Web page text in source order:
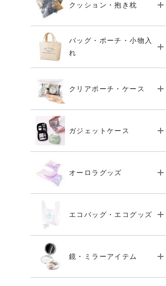
クッション・抱き枕
バッグ・ポーチ・小物入
れ
クリアポーチ・ケース
ガジェットケース
オーロラグッズ
エコバッグ・エコグッズ
鏡・ミラーアイテム